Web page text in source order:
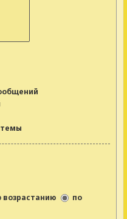
возрастанию
по